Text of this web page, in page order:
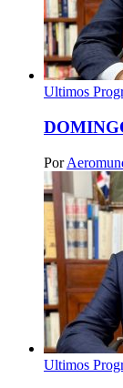
Ultimos
Por
Ultimos